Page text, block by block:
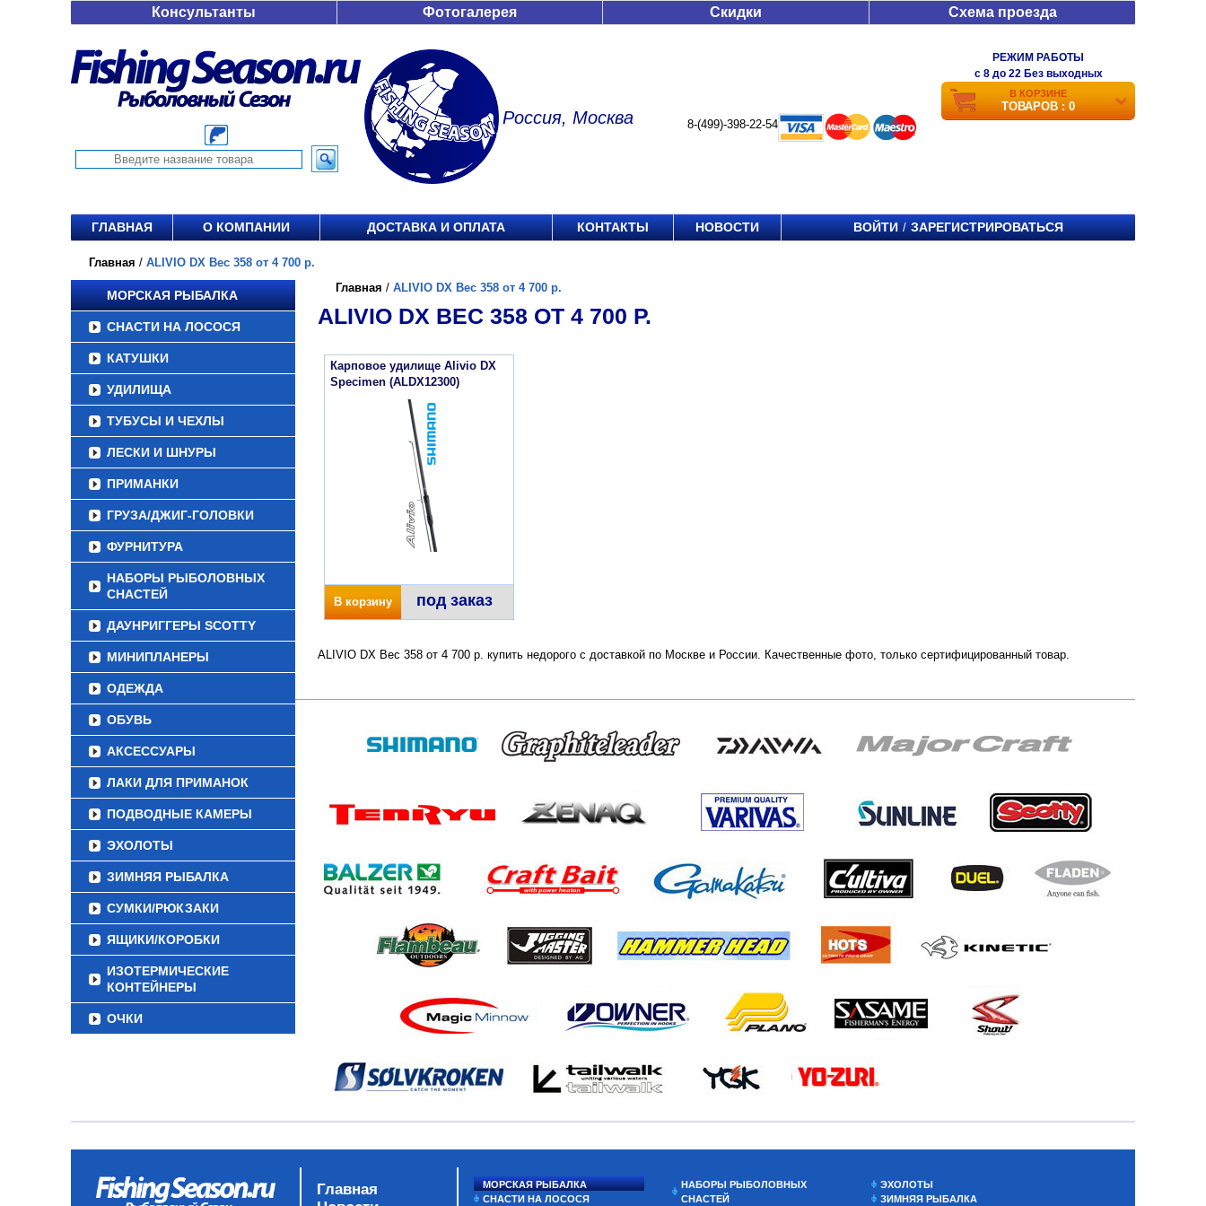
Консультанты Фотогалерея Скидки Схема проезда
Россия, Москва 8-(499)-398-22-54
РЕЖИМ РАБОТЫ
c 8 до 22 Без выходных
В КОРЗИНЕ
ТОВАРОВ : 0
ГЛАВНАЯ О КОМПАНИИ ДОСТАВКА И ОПЛАТА КОНТАКТЫ НОВОСТИ ВОЙТИ / ЗАРЕГИСТРИРОВАТЬСЯ
Главная / ALIVIO DX Вес 358 от 4 700 р.
МОРСКАЯ РЫБАЛКА
СНАСТИ НА ЛОСОСЯ
КАТУШКИ
УДИЛИЩА
ТУБУСЫ И ЧЕХЛЫ
ЛЕСКИ И ШНУРЫ
ПРИМАНКИ
ГРУЗА/ДЖИГ-ГОЛОВКИ
ФУРНИТУРА
НАБОРЫ РЫБОЛОВНЫХ
СНАСТЕЙ
ДАУНРИГГЕРЫ SCOTTY
МИНИПЛАНЕРЫ
ОДЕЖДА
ОБУВЬ
АКСЕССУАРЫ
ЛАКИ ДЛЯ ПРИМАНОК
ПОДВОДНЫЕ КАМЕРЫ
ЭХОЛОТЫ
ЗИМНЯЯ РЫБАЛКА
СУМКИ/РЮКЗАКИ
ЯЩИКИ/КОРОБКИ
ИЗОТЕРМИЧЕСКИЕ
КОНТЕЙНЕРЫ
ОЧКИ
Главная / ALIVIO DX Вес 358 от 4 700 р.
ALIVIO DX ВЕС 358 ОТ 4 700 Р.
Карповое удилище Alivio DX
Specimen (ALDX12300)
В корзину под заказ
ALIVIO DX Вес 358 от 4 700 р. купить недорого с доставкой по Москве и России. Качественные фото, только сертифицированный товар.
Главная
МОРСКАЯ РЫБАЛКА
СНАСТИ НА ЛОСОСЯ
НАБОРЫ РЫБОЛОВНЫХ
СНАСТЕЙ
ЭХОЛОТЫ
ЗИМНЯЯ РЫБАЛКА